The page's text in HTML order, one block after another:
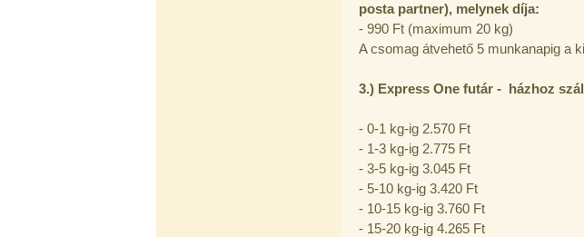
posta partner), melynek díja:
- 990 Ft (maximum 20 kg)
A csomag átvehető 5 munkanapig a
3.) Express One futár - házhoz
- 0-1 kg-ig 2.570 Ft
- 1-3 kg-ig 2.775 Ft
- 3-5 kg-ig 3.045 Ft
- 5-10 kg-ig 3.420 Ft
- 10-15 kg-ig 3.760 Ft
- 15-20 kg-ig 4.265 Ft